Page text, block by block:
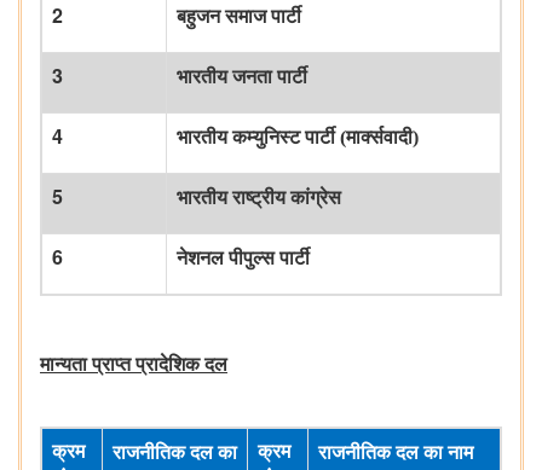
2 बहुजन समाज पार्टी
3 भारतीय जनता पार्टी
4 भारतीय कम्युनिस्ट पार्टी(मार्क्सवादी)
5 भारतीय राष्ट्रीय कांग्रेस
6 नेशनल पीपुल्स पार्टी
मान्यता प्राप्त प्रादेशिक दल
क्रम
राजनीतिक दल का
क्रम
राजनीतिक दल का नाम